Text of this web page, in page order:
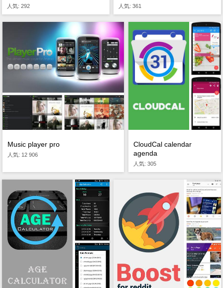
人気: 292 人気: 361
Music player pro
人気: 12 906
CloudCal calendar
agenda
人気: 305